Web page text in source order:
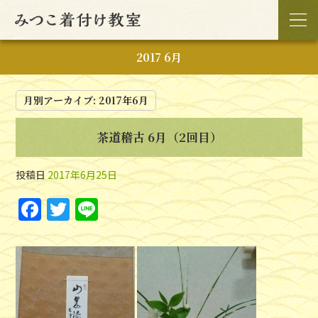
2017 6月
月別アーカイブ:2017年6月
茶道稽古 6月（2回目）
投稿日2017年6月25日
F
a
c
b
T
w
itt
er
Li
n
e